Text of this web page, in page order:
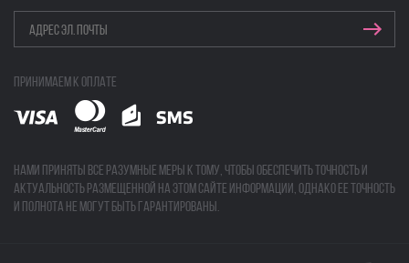
Принимаем к оплате
Нами приняты все разумные меры к тому, чтобы обеспечить точность и
актуальность размещенной на этом сайте информации, однако ее точность
и полнота не могут быть гарантированы.